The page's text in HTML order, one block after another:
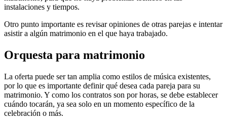
instalaciones y tiempos.
Otro punto importante es revisar opiniones de otras parejas e intentar
asistir a algún matrimonio en el que haya trabajado.
Orquesta para matrimonio
La oferta puede ser tan amplia como estilos de música existentes,
por lo que es importante definir qué desea cada pareja para su
matrimonio. Y como los contratos son por horas, se debe establecer
cuándo tocarán, ya sea solo en un momento específico de la
celebración o más.